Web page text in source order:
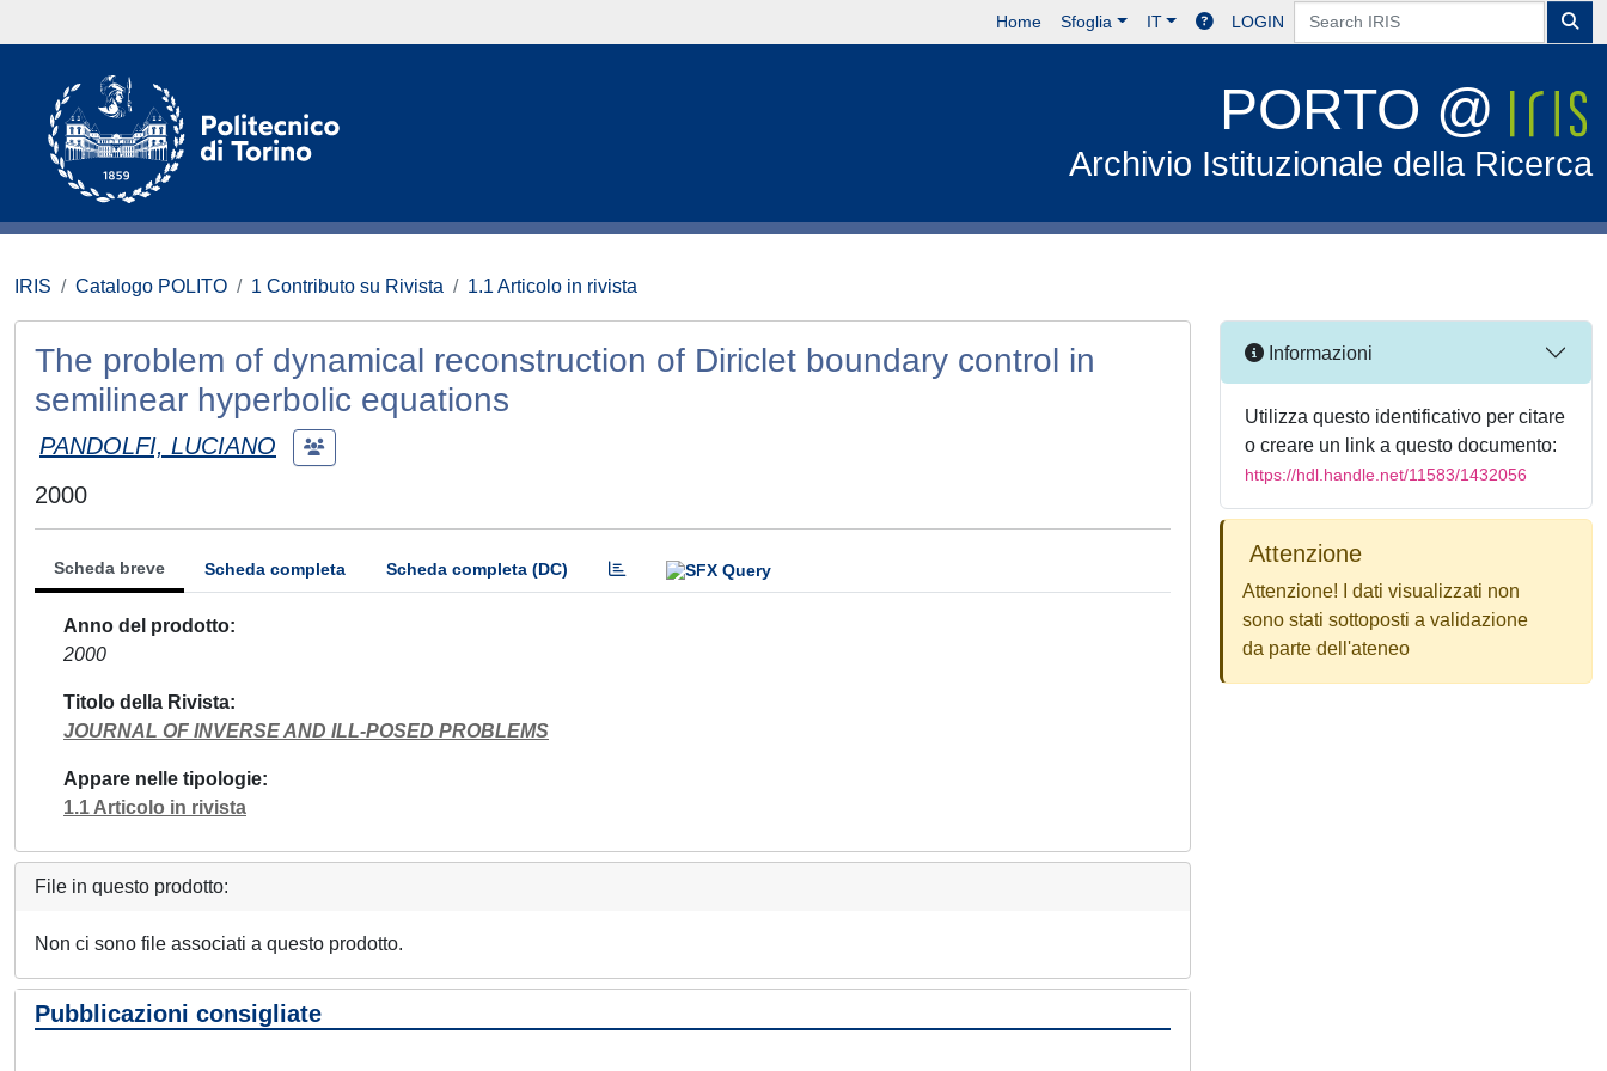
Home Sfoglia IT LOGIN
PORTO @
Archivio Istituzionale della Ricerca
IRIS Catalogo POLITO 1 Contributo su Rivista 1.1 Articolo in rivista
The problem of dynamical reconstruction of Diriclet boundary control in
semilinear hyperbolic equations
PANDOLFI, LUCIANO
2000
Scheda breve Scheda completa Scheda completa (DC)
Anno del prodotto
2000
Titolo della Rivista
JOURNAL OF INVERSE AND ILL-POSED PROBLEMS
Appare nelle tipologie
1.1 Articolo in rivista
File in questo prodotto:
Non ci sono file associati a questo prodotto.
Pubblicazioni consigliate
Informazioni
Utilizza questo identificativo per citare
o creare un link a questo documento:
https://hdl.handle.net/11583/1432056
Attenzione
Attenzione! I dati visualizzati non
sono stati sottoposti a validazione
da parte dell'ateneo